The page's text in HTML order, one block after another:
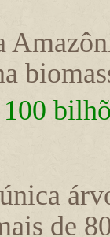
de